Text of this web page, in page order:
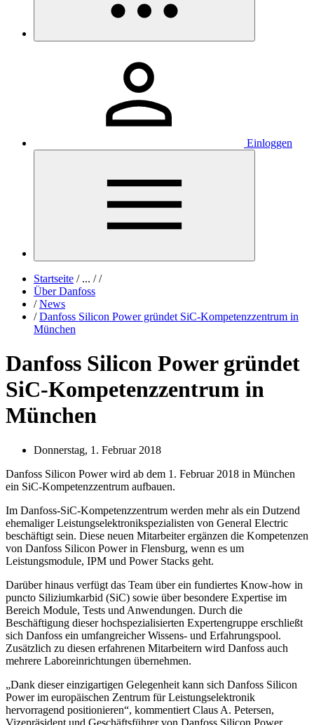
Einloggen
Startseite /... / /
Über Danfoss
/ News
/ Danfoss Silicon Power gründet SiC-Kompetenzzentrum in
München
Danfoss Silicon Power gründet
SiC-Kompetenzzentrum in
München
Donnerstag, 1. Februar 2018
Danfoss Silicon Power wird ab dem 1. Februar 2018 in München
ein SiC-Kompetenzzentrum aufbauen.
Im Danfoss-SiC-Kompetenzzentrum werden mehr als ein Dutzend
ehemaliger Leistungselektronikspezialisten von General Electric
beschäftigt sein. Diese neuen Mitarbeiter ergänzen die Kompetenzen
von Danfoss Silicon Power in Flensburg, wenn es um
Leistungsmodule, IPM und Power Stacks geht.
Darüber hinaus verfügt das Team über ein fundiertes Know-how in
puncto Siliziumkarbid (SiC) sowie über besondere Expertise im
Bereich Module, Tests und Anwendungen. Durch die
Beschäftigung dieser hochspezialisierten Expertengruppe erschließt
sich Danfoss ein umfangreicher Wissens- und Erfahrungspool.
Zusätzlich zu diesen erfahrenen Mitarbeitern wird Danfoss auch
mehrere Laboreinrichtungen übernehmen.
„Dank dieser einzigartigen Gelegenheit kann sich Danfoss Silicon
Power im europäischen Zentrum für Leistungselektronik
hervorragend positionieren“, kommentiert Claus A. Petersen,
Vizepräsident und Geschäftsführer von Danfoss Silicon Power.